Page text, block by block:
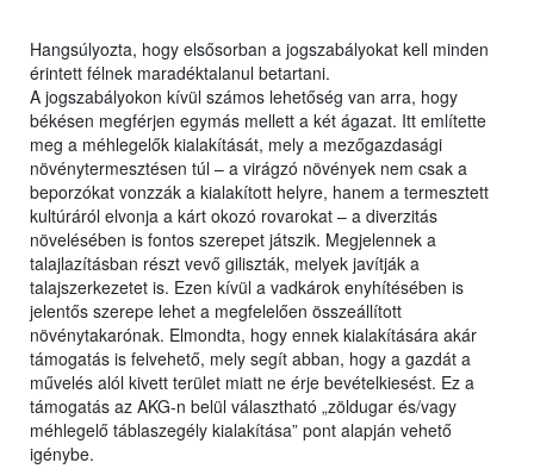
Hangsúlyozta, hogy elsősorban a jogszabályokat kell minden
érintett félnek maradéktalanul betartani.
A jogszabályokon kívül számos lehetőség van arra, hogy
békésen megférjen egymás mellett a két ágazat. Itt említette
meg a méhlegelők kialakítását, mely a mezőgazdasági
növénytermesztésen túl – a virágzó növények nem csak a
beporzókat vonzzák a kialakított helyre, hanem a termesztett
kultúráról elvonja a kárt okozó rovarokat – a diverzitás
növelésében is fontos szerepet játszik. Megjelennek a
talajlazításban részt vevő giliszták, melyek javítják a
talajszerkezetet is. Ezen kívül a vadkárok enyhítésében is
jelentős szerepe lehet a megfelelően összeállított
növénytakarónak. Elmondta, hogy ennek kialakítására akár
támogatás is felvehető, mely segít abban, hogy a gazdát a
művelés alól kivett terület miatt ne érje bevételkiesést. Ez a
támogatás az AKG-n belül választható „zöldugar és/vagy
méhlegelő táblaszegély kialakítása” pont alapján vehető
igénybe.